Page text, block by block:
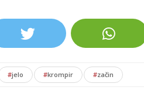
#jelo #krompir #začin